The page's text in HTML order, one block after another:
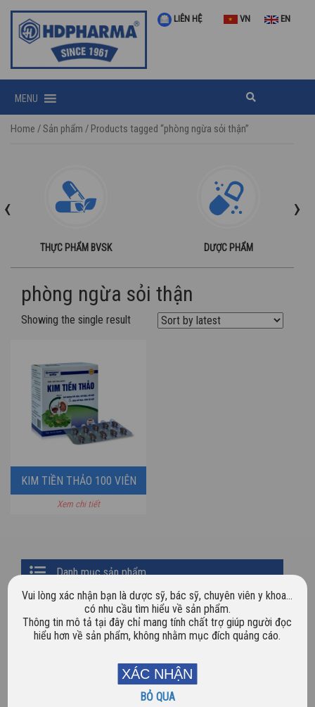
LIÊN HỆ VN EN
MENU
Home /Sản phẩm / Products tagged “phòng ngừa sỏi thận”
THỰC PHẨM BVSK DƯỢC PHẨM
‹ ›
Primary
Sidebar
Danh mục sản phẩm
Chưa phân loại
Dược mỹ phẩm
phòng ngừa sỏi thận
Showing the single result
KIM TIỀN THẢO 100 VIÊN
BAO PHIM
Xem chi tiết
Vui lòng xác nhận bạn là dược sỹ, bác sỹ, chuyên viên y khoa…
có nhu cầu tìm hiểu về sản phẩm.
Thông tin mô tả tại đây chỉ mang tính chất trợ giúp người đọc
hiểu hơn về sản phẩm, không nhằm mục đích quảng cáo.
BỎ QUA
XÁC NHẬN